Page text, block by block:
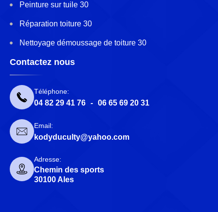
Peinture sur tuile 30
Réparation toiture 30
Nettoyage démoussage de toiture 30
Contactez nous
Téléphone:
04 82 29 41 76 - 06 65 69 20 31
Email:
kodyduculty@yahoo.com
Adresse:
Chemin des sports
30100 Ales